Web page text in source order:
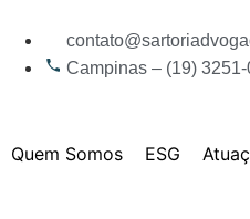
Campinas – (19)
Quem Somos ESG